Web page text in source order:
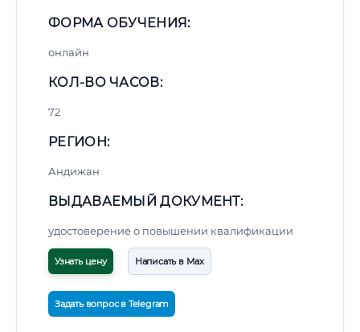
ФОРМА ОБУЧЕНИЯ:
онлайн
КОЛ-ВО ЧАСОВ:
72
РЕГИОН:
Андижан
ВЫДАВАЕМЫЙ ДОКУМЕНТ:
удостоверение о повышении квалификации
Узнать цену Написать в Max
Задать вопрос в Telegram